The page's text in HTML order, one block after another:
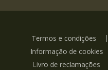
Termos e condições
Informação de cookies
Livro de reclamações